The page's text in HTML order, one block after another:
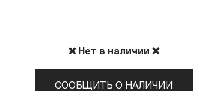
❌ Нет в наличии ❌
СООБЩИТЬ О НАЛИЧИИ